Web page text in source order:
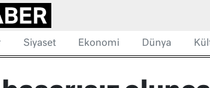
Siyaset Ekonomi Dünya